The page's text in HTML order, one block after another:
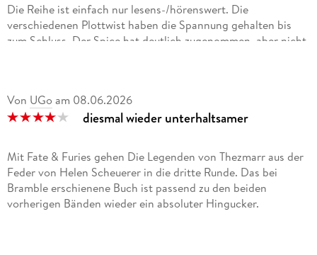
Die Reihe ist einfach nur lesens-/hörenswert. Die
verschiedenen Plottwist haben die Spannung gehalten bis
zum Schluss. Der Spice hat deutlich zugenommen, aber nicht
Von UGo am 08.06.2026
diesmal wieder unterhaltsamer
Mit Fate & Furies gehen Die Legenden von Thezmarr aus der
Feder von Helen Scheuerer in die dritte Runde. Das bei
Bramble erschienene Buch ist passend zu den beiden
vorherigen Bänden wieder ein absoluter Hingucker.